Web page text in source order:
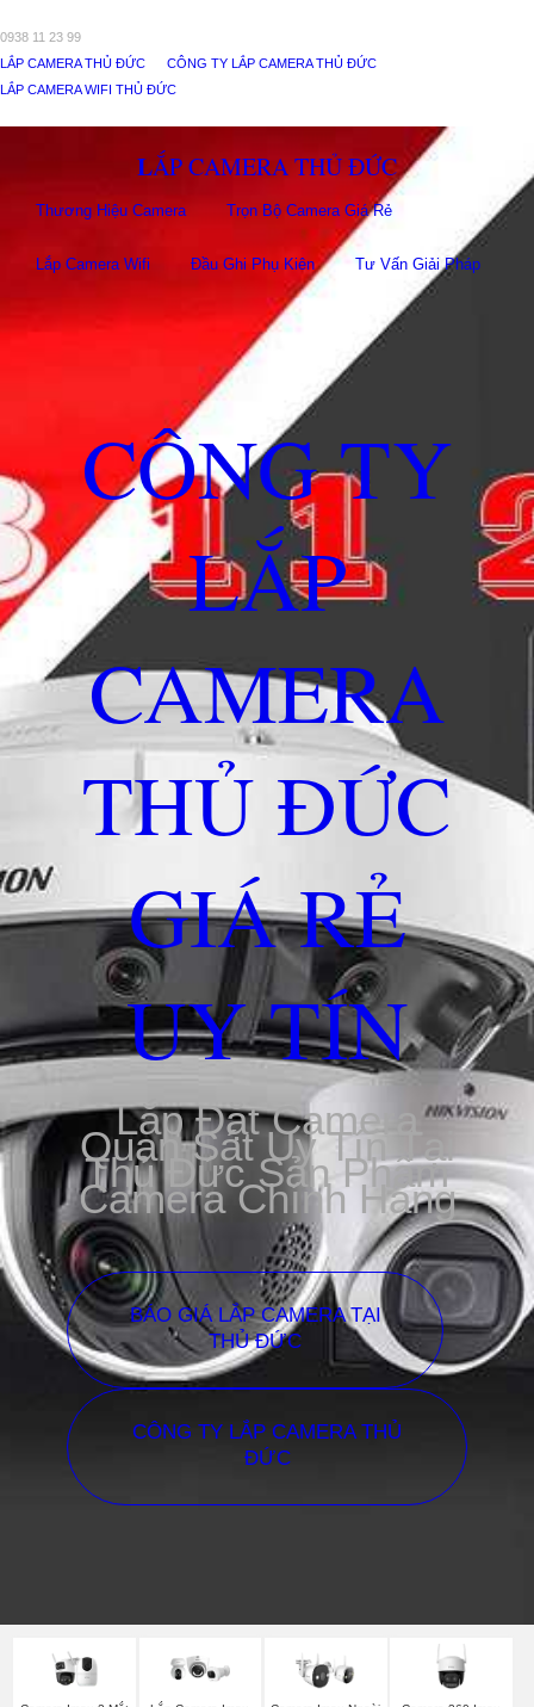
0938 11 23 99
LẮP CAMERA THỦ ĐỨC
CÔNG TY LẮP CAMERA THỦ ĐỨC
LẮP CAMERA WIFI THỦ ĐỨC
LẮP CAMERA THỦ ĐỨC
Thương Hiệu Camera Trọn Bộ Camera Giá Rẻ
Lắp Camera Wifi Đầu Ghi Phụ Kiên Tư Vấn Giải Pháp
CÔNG TY
LẮP
CAMERA
THỦ ĐỨC
GIÁ RẺ
UY TÍN
Lắp Đặt Camera
Quan Sát Uy Tín Tại
Thủ Đức Sản Phẩm
Camera Chính Hãng
BÁO GIÁ LẮP CAMERA TẠI
THỦ ĐỨC
CÔNG TY LẮP CAMERA THỦ
ĐỨC